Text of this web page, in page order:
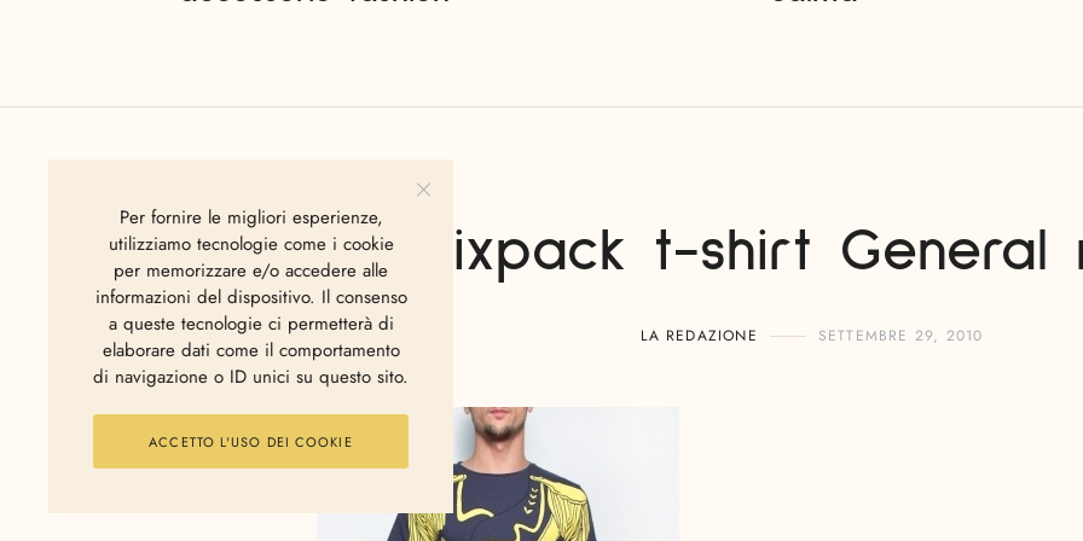
Sixpack t-shirt General
LA REDAZIONE SETTEMBRE 29, 2010
Per fornire le migliori esperienze,
utilizziamo tecnologie come i cookie
per memorizzare e/o accedere alle
informazioni del dispositivo. Il consenso
a queste tecnologie ci permetterà di
elaborare dati come il comportamento
di navigazione o ID unici su questo sito.
ACCETTO L'USO DEI COOKIE